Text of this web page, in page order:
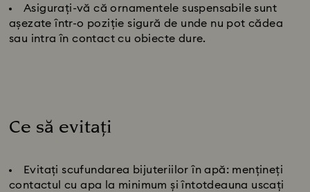
Asigurați-vă că ornamentele suspensabile sunt
așezate într-o poziție sigură de unde nu pot cădea
sau intra în contact cu obiecte dure.
Ce să evitați
Evitați scufundarea bijuteriilor în apă: mențineți
contactul cu apa la minimum și întotdeauna uscați